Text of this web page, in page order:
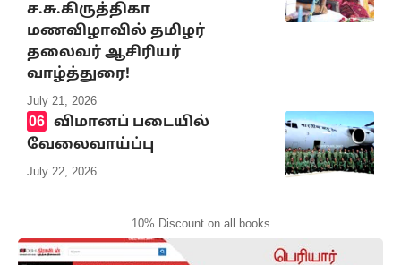
ச.சு.கிருத்திகா
மணவிழாவில் தமிழர்
தலைவர் ஆசிரியர்
வாழ்த்துரை!
July 21, 2026
விமானப் படையில்
வேலைவாய்ப்பு
July 22, 2026
10% Discount on all books